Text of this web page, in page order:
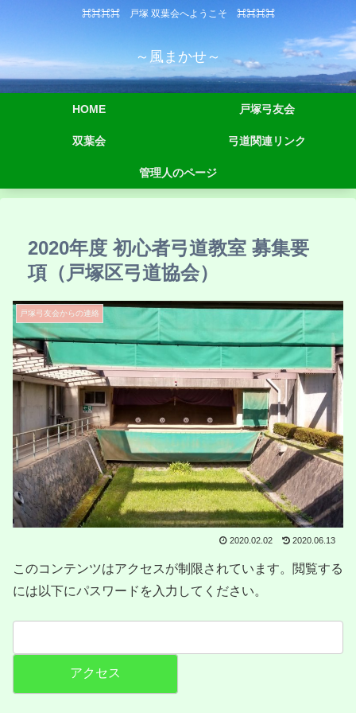
⌘⌘⌘⌘ 戸塚 双葉会へようこそ ⌘⌘⌘⌘
～風まかせ～
HOME 戸塚弓友会
双葉会 弓道関連リンク
管理人のページ
2020年度 初心者弓道教室 募集要
項（戸塚区弓道協会）
戸塚弓友会からの連絡
2020.02.02 2020.06.13
このコンテンツはアクセスが制限されています。閲覧する
には以下にパスワードを入力してください。